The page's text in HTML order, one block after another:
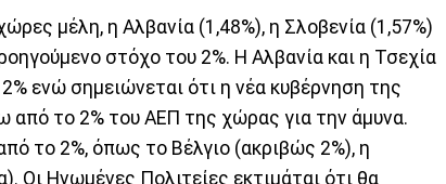
μέλη, η Αλβανία (1,48%), η Σλοβενία (1,57%)
στόχο του 2%. Η Αλβανία και η Τσεχία
ενώ σημειώνεται ότι η νέα κυβέρνηση της
από το 2% του ΑΕΠ της χώρας για την άμυνα.
το 2%, όπως το Βέλγιο (ακριβώς 2%), η
Οι Ηνωμένες Πολιτείες εκτιμάται ότι θα